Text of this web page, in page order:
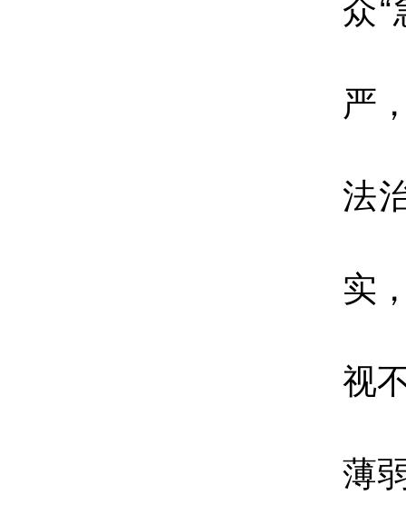
众
严
法
实
视
薄